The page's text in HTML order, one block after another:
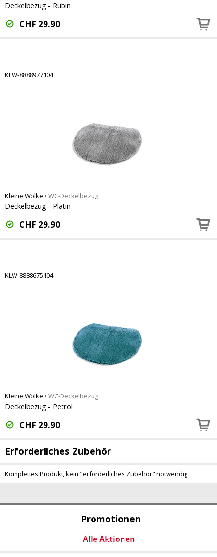
Promotionen
Deckelbezug - Rubin
CHF 29.90
KLW-8888977104
Kleine Wolke • WC-Deckelbezug
Deckelbezug - Platin
CHF 29.90
KLW-8888675104
Kleine Wolke • WC-Deckelbezug
Deckelbezug - Petrol
CHF 29.90
Erforderliches Zubehör
Komplettes Produkt, kein "erforderliches Zubehör" notwendig